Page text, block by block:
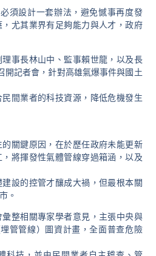
須設計一套辦法，避免憾事再度發
尤其業界有足夠能力與人才，政府
事長林山中、監事賴世龍，以及長
開記者會，針對高雄氣爆事件與國土
間業者的科技資源，降低危機發生
關鍵原因，在於歷任政府未能更新
將揮發性氣體管線穿過箱涵，以及
設的控管才釀成大禍，但最根本關
。
整相關專家學者意見，主張中央與
管管線）圖資計畫，全面普查危險